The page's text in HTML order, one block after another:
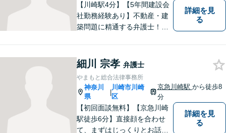
【川崎駅4分】【5年間建設会
社勤務経験あり】不動産・建
築問題に精通する弁護士！依
ってきた知見と交渉力で、納
得の解決を目指します！【弁
護歴10年以上】
詳細を見
る
細川 宗孝 弁護士
やまもと総合法律事務所
神奈川
県
|
川崎市川崎
区
京急川崎駅 から徒歩8
分
【初回面談無料】【京急川崎
駅徒歩6分】直接顔を合わせ
て、まずはじっくりとお話を
詳細を見
る